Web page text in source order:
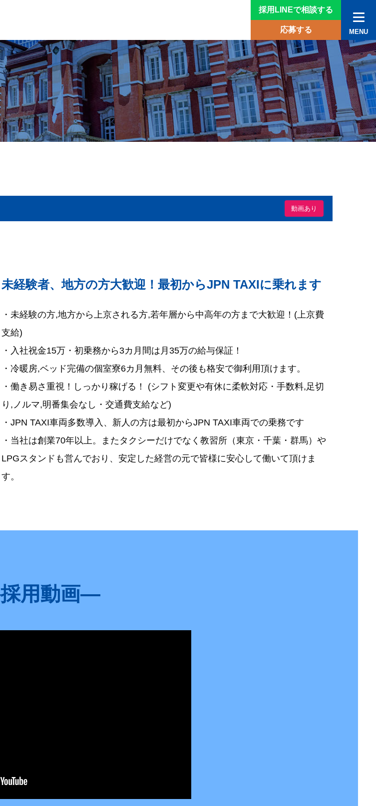
採用LINEで相談する
応募する
動画あり
未経験者、地方の方大歓迎！最初からJPN TAXIに乗れます
・未経験の方,地方から上京される方,若年層から中高年の方まで大歓迎！(上京費
支給)
・入社祝金15万・初乗務から3カ月間は月35万の給与保証！
・冷暖房,ベッド完備の個室寮6カ月無料、その後も格安で御利用頂けます。
・働き易さ重視！しっかり稼げる！ (シフト変更や有休に柔軟対応・手数料,足切
り,ノルマ,明番集会なし・交通費支給など)
・JPN TAXI車両多数導入、新人の方は最初からJPN TAXI車両での乗務です
・当社は創業70年以上。またタクシーだけでなく教習所（東京・千葉・群馬）や
LPGスタンドも営んでおり、安定した経営の元で皆様に安心して働いて頂けま
す。
採用動画
MENU